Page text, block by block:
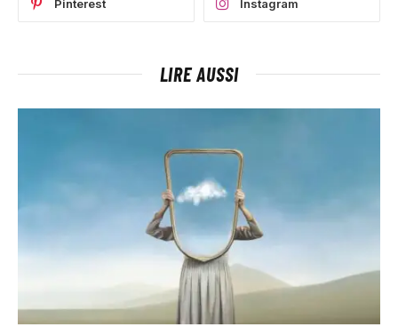
Pinterest Instagram
LIRE AUSSI